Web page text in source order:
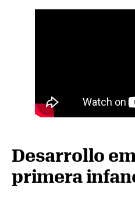
Desarrollo
primera